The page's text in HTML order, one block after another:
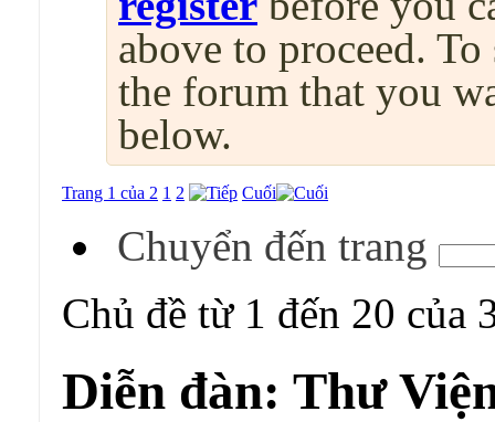
above to proceed.
the forum that you
below.
Trang 1 của 2 1 2 Cuối
Chuyển đến trang
Chủ đề từ 1 đến 20 của
Diễn đàn: Thư